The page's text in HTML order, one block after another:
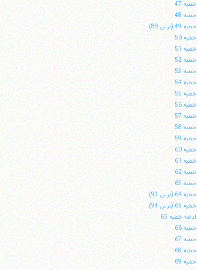
خطبه 47
خطبه 48
خطبه 49 (درس 88)
خطبه 50
خطبه 51
خطبه 52
خطبه 53
خطبه 54
خطبه 55
خطبه 56
خطبه 57
خطبه 58
خطبه 59
خطبه 60
خطبه 61
خطبه 62
خطبه 63
خطبه 64 (درس 93)
خطبه 65 (درس 94)
ادامه خطبه 65
خطبه 66
خطبه 67
خطبه 68
خطبه 69